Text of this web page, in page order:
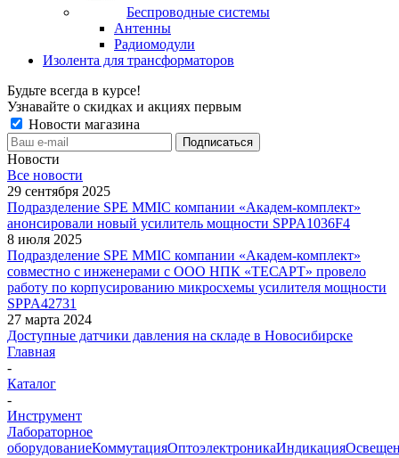
Беспроводные системы
Антенны
Радиомодули
Изолента для трансформаторов
Будьте всегда в курсе!
Узнавайте о скидках и акциях первым
Новости магазина
Новости
Все новости
29 сентября 2025
Подразделение SPE MMIC компании «Академ-комплект»
анонсировали новый усилитель мощности SPPA1036F4
8 июля 2025
Подразделение SPE MMIC компании «Академ-комплект»
совместно с инженерами с ООО НПК «ТЕСАРТ» провело
работу по корпусированию микросхемы усилителя мощности
SPPA42731
27 марта 2024
Доступные датчики давления на складе в Новосибирске
Главная
-
Каталог
-
Инструмент
Лабораторное
оборудованиеКоммутацияОптоэлектроникаИндикация